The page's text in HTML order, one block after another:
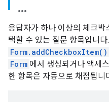
응답자가 하나 이상의 체크
택할 수 있는 질문 항목입니다
Form.addCheckboxItem()
Form 에서 생성되거나 액세
한 항목은 자동으로 채점됩니